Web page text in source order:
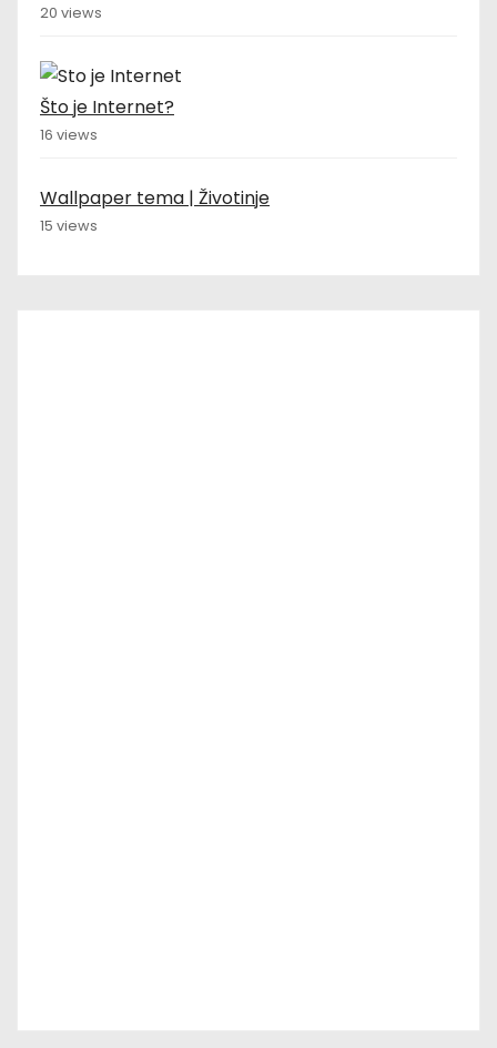
20 views
Što je Internet?
16 views
Wallpaper tema | Životinje
15 views